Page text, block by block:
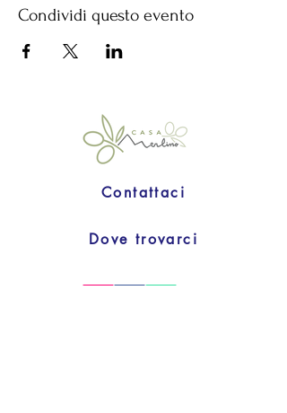
Condividi questo evento
Contattaci
Dove trovarci